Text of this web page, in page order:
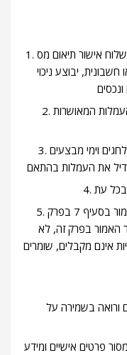
1. לפני משיכת עמלות מתוכנית שותפים יש לשלוח אישור תיאום מס
יבוצע ניכוי
2. העמלות יהיו זמינות למשיכה כאשר סכום העמלות המאושרות
3. עמלות השותף עלולות להשתנות בהתאם לחגים וימי מבצעים
5. כל האמור בפרק זה הינו אך ורק בכפוף לאמור בסעיף 7 בפרק
האמור בפרק זה, לא
אינם מקבלים, שומרים
ורואה בשמירה על
פרטים אישיים ומידע